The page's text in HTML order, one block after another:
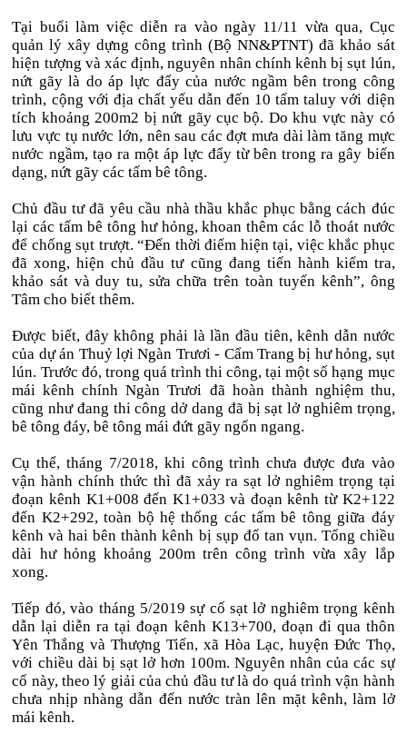
Tại buổi làm việc diễn ra vào ngày 11/11 vừa qua, Cục
quản lý xây dựng công trình (Bộ NN&PTNT) đã khảo sát
hiện tượng và xác định, nguyên nhân chính kênh bị sụt lún,
nứt gãy là do áp lực đẩy của nước ngầm bên trong công
trình, cộng với địa chất yếu dẫn đến 10 tấm taluy với diện
tích khoảng 200m2 bị nứt gãy cục bộ. Do khu vực này có
lưu vực tụ nước lớn, nên sau các đợt mưa dài làm tăng mực
nước ngầm, tạo ra một áp lực đẩy từ bên trong ra gây biến
dạng, nứt gãy các tấm bê tông.
Chủ đầu tư đã yêu cầu nhà thầu khắc phục bằng cách đúc
lại các tấm bê tông hư hỏng, khoan thêm các lỗ thoát nước
để chống sụt trượt. “Đến thời điểm hiện tại, việc khắc phục
đã xong, hiện chủ đầu tư cũng đang tiến hành kiểm tra,
khảo sát và duy tu, sửa chữa trên toàn tuyến kênh”, ông
Tâm cho biết thêm.
Được biết, đây không phải là lần đầu tiên, kênh dẫn nước
của dự án Thuỷ lợi Ngàn Trươi - Cẩm Trang bị hư hỏng, sụt
lún. Trước đó, trong quá trình thi công, tại một số hạng mục
mái kênh chính Ngàn Trươi đã hoàn thành nghiệm thu,
cũng như đang thi công dở dang đã bị sạt lở nghiêm trọng,
bê tông đáy, bê tông mái đứt gãy ngổn ngang.
Cụ thể, tháng 7/2018, khi công trình chưa được đưa vào
vận hành chính thức thì đã xảy ra sạt lở nghiêm trọng tại
đoạn kênh K1+008 đến K1+033 và đoạn kênh từ K2+122
đến K2+292, toàn bộ hệ thống các tấm bê tông giữa đáy
kênh và hai bên thành kênh bị sụp đổ tan vụn. Tổng chiều
dài hư hỏng khoảng 200m trên công trình vừa xây lắp
xong.
Tiếp đó, vào tháng 5/2019 sự cố sạt lở nghiêm trọng kênh
dẫn lại diễn ra tại đoạn kênh K13+700, đoạn đi qua thôn
Yên Thắng và Thượng Tiến, xã Hòa Lạc, huyện Đức Thọ,
với chiều dài bị sạt lở hơn 100m. Nguyên nhân của các sự
cố này, theo lý giải của chủ đầu tư là do quá trình vận hành
chưa nhịp nhàng dẫn đến nước tràn lên mặt kênh, làm lở
mái kênh.